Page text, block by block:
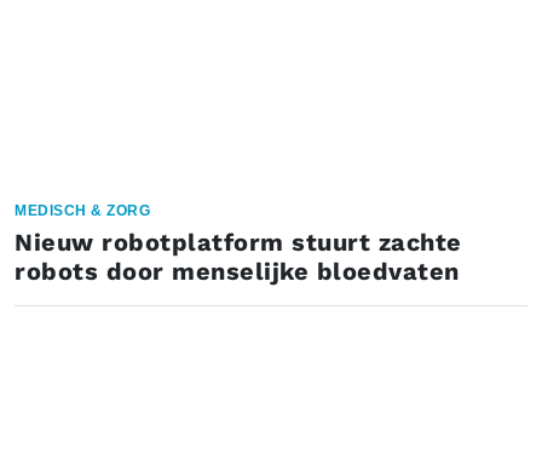
MEDISCH & ZORG
Nieuw robotplatform stuurt zachte
robots door menselijke bloedvaten